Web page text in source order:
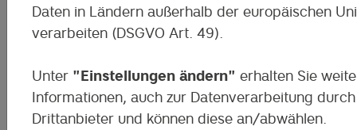
Daten in Ländern außerhalb der europäischen
verarbeiten (DSGVO Art. 49).
Unter "Einstellungen ändern" erhalten Sie
Informationen, auch zur Datenverarbeitung durch
Drittanbieter und können diese an/abwählen.